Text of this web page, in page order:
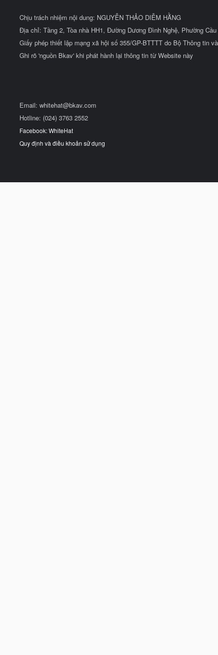
Chịu trách nhiệm nội dung: NGUYỄN THẢO DIỄM HẰNG
Địa chỉ: Tầng 2, Tòa nhà HH1, Đường Dương Đình Nghệ, Phường
Giấy phép thiết lập mạng xã hội số 355/GP-BTTTT do Bộ Thông tin
Ghi rõ 'nguồn Bkav' khi phát hành lại thông tin từ Website này
Email: whitehat@bkav.com
Hotline: (024) 3763 2552
Facebook: WhiteHat
Quy định và điều khoản sử dụng